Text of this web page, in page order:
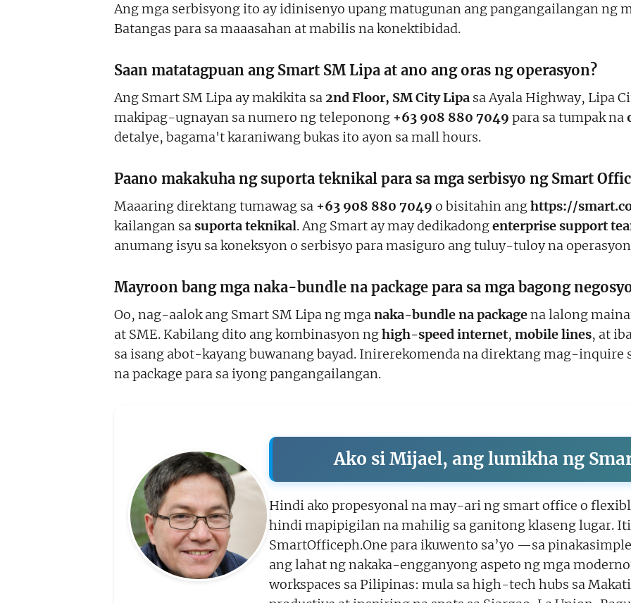
Ang mga serbisyong ito ay idinisenyo upang matugunan ang pangangailangan ng
Batangas para sa maaasahan at mabilis na konektibidad.
Saan matatagpuan ang Smart SM Lipa at ano ang oras ng operasyon?
Ang Smart SM Lipa ay makikita sa2nd Floor, SM City Lipa sa Ayala Highway, Lipa
makipag-ugnayan sa numero ng teleponong +63 908 880 7049 para sa tumpak na
detalye, bagama't karaniwang bukas ito ayon sa mall hours.
Paano makakuha ng suporta teknikal para sa mga serbisyo ng Smart
Maaaring direktang tumawag sa +63 908 880 7049 o bisitahin anghttps://
kailangan sa suporta teknikal. Ang Smart ay may dedikadongenterprise support
anumang isyu sa koneksyon o serbisyo para masiguro ang tuluy-tuloy na
Mayroon bang mga naka-bundle na package para sa mga bagong
Oo, nag-aalok ang Smart SM Lipa ng mganaka-bundle na packagena lalong
at SME. Kabilang dito ang kombinasyon nghigh-speed internet, mobile lines, at
sa isang abot-kayang buwanang bayad. Inirerekomenda na direktang mag-inquire
na package para sa iyong pangangailangan.
Ako si Mijael, ang lumikha ng
Hindi ako propesyonal na may-ari ng smart office o
hindi mapipigilan na mahilig sa ganitong klaseng lugar.
SmartOfficeph.One para ikuwento sa’yo —sa
ang lahat ng nakaka-engganyong aspeto ng mga
workspaces sa Pilipinas: mula sa high-tech hubs sa Makati